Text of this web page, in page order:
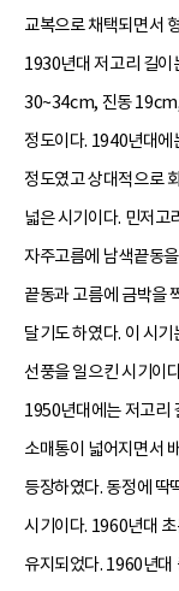
교복으로 채택되면서
1930년대 저고리 길이
30~34cm, 진동
정도이다. 1940년대에
정도였고 상대적으로
넓은 시기이다. 민저고
자주고름에 남색끝동
끝동과 고름에 금박을
달기도 하였다. 이 시
선풍을 일으킨 시기이
1950년대에는 저고리
소매통이 넓어지면서
등장하였다. 동정에 딱
시기이다. 1960년대
유지되었다. 1960년대